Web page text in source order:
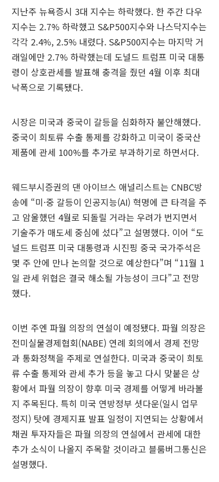
지난주 뉴욕증시 3대 지수는 하락했다. 한 주간 다우
지수는 2.7% 하락했고 S&P500지수와 나스닥지수는
각각 2.4%, 2.5% 내렸다. S&P500지수는 마지막 거
래일에만 2.7% 하락했는데 도널드 트럼프 미국 대통
령이 상호관세를 발표해 충격을 줬던 4월 이후 최대
낙폭으로 기록됐다.
시장은 미국과 중국이 갈등을 심화하자 불안해했다.
중국이 희토류 수출 통제를 강화하고 미국이 중국산
제품에 관세 100%를 추가로 부과하기로 하면서다.
웨드부시증권의 댄 아이브스 애널리스트는 CNBC방
송에 “미·중 갈등이 인공지능(AI) 혁명에 큰 타격을 주
고 암울했던 4월로 되돌릴 거라는 우려가 번지면서
기술주가 매도세 중심에 섰다”고 설명했다. 이어 “도
널드 트럼프 미국 대통령과 시진핑 중국 국가주석은
몇 주 안에 만나 논의할 것으로 예상한다”며 “11월 1
일 관세 위협은 결국 해소될 가능성이 크다”고 전망
했다.
이번 주엔 파월 의장의 연설이 예정됐다. 파월 의장은
전미실물경제협회(NABE) 연례 회의에서 경제 전망
과 통화정책을 주제로 연설한다. 미국과 중국이 희토
류 수출 통제와 관세 추가 등을 놓고 다시 맞붙은 상
황에서 파월 의장이 향후 미국 경제를 어떻게 바라볼
지 주목된다. 특히 미국 연방정부 셧다운(일시 업무
정지) 탓에 경제지표 발표 일정이 지연되는 상황에서
채권 투자자들은 파월 의장의 연설에서 관세에 대한
추가 소식이 나올지 주목할 것이라고 블룸버그통신은
설명했다.